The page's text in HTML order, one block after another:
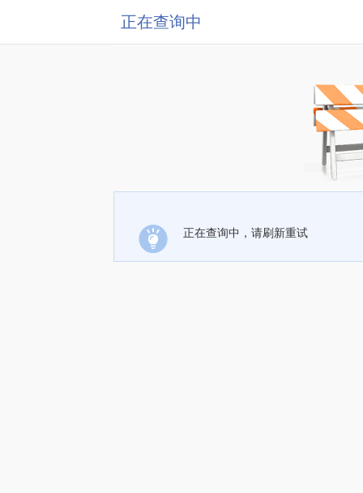
正在查询中
正在查询中，请刷新重试